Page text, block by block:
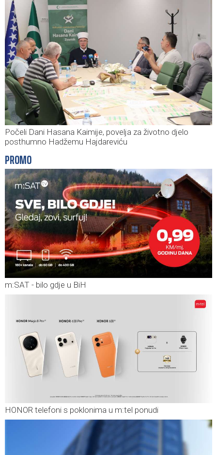
Počeli Dani Hasana Kaimije, povelja za životno djelo
posthumno Hadžemu Hajdareviću
PROMO
m:SAT - bilo gdje u BiH
HONOR telefoni s poklonima u m:tel ponudi